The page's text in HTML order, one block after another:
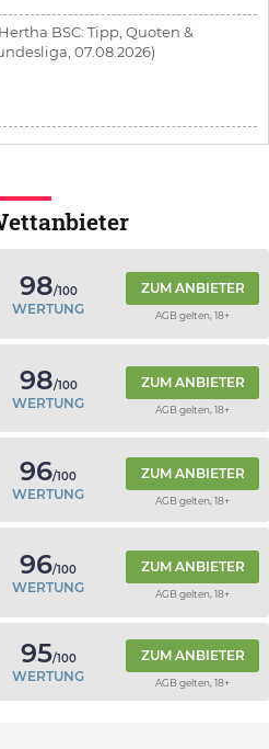
BSC: Tipp, Quoten &
07.08.2026)
98/100
WERTUNG
ZUM ANBIETER
AGB gelten, 18+
98/100
WERTUNG
ZUM ANBIETER
AGB gelten, 18+
96/100
WERTUNG
ZUM ANBIETER
AGB gelten, 18+
96/100
WERTUNG
ZUM ANBIETER
AGB gelten, 18+
95/100
WERTUNG
ZUM ANBIETER
AGB gelten, 18+